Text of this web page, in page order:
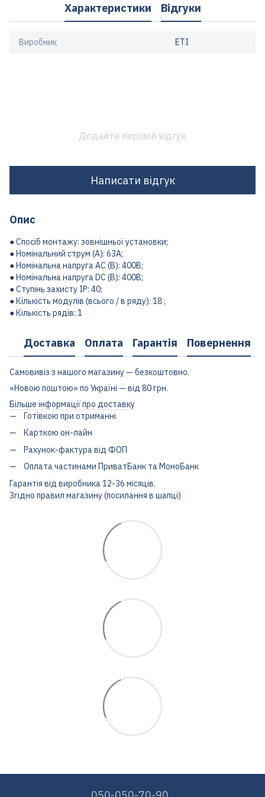
Характеристики Відгуки
Виробник ETI
Додайте перший відгук
Написати відгук
Опис
● Спосіб монтажу: зовнішньої установки;
● Номінальний струм (A): 63A;
● Номінальна напруга AC (В): 400В;
● Номінальна напруга DC (В): 400В;
● Ступінь захисту IP: 40;
● Кількість модулів (всього / в ряду): 18 ;
● Кількість рядів: 1
Доставка Оплата Гарантія Повернення
Самовивіз з нашого магазину — безкоштовно.
«Новою поштою» по Україні — від 80 грн.
Більше інформації про доставку
Готівкою при отриманні
Карткою он-лайн
Рахунок-фактура від ФОП
Оплата частинами ПриватБанк та МоноБанк
Гарантія від виробника 12-36 місяців.
Згідно правил магазину (посилання в шапці)